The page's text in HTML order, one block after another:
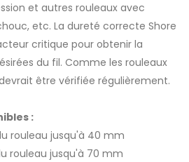
et autres rouleaux avec
etc. La dureté correcte Shore
critique pour obtenir la
du fil. Comme les rouleaux
être vérifiée régulièrement.
:
rouleau jusqu'à 40 mm
rouleau jusqu'à 70 mm